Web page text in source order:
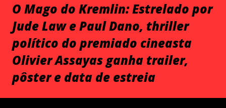
O Mago do Kremlin: Estrelado por
Jude Law e Paul Dano, thriller
político do premiado cineasta
Olivier Assayas ganha trailer,
pôster e data de estreia